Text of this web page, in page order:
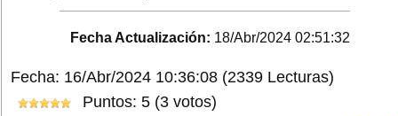
Fecha Actualización: 18/Abr/2024 02:51:32
Fecha: 16/Abr/2024 10:36:08 (2339 Lecturas)
Puntos: 5 (3 votos)